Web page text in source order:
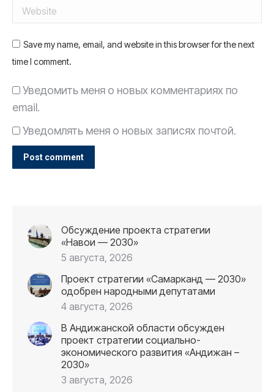
Website
Save my name, email, and website in this browser for the next
time I comment.
Уведомить меня о новых комментариях по
email.
Уведомлять меня о новых записях почтой.
Post comment
Обсуждение проекта стратегии
«Навои — 2030»
5 августа, 2026
Проект стратегии «Самарканд — 2030»
одобрен народными депутатами
4 августа, 2026
В Андижанской области обсужден
проект стратегии социально-
экономического развития «Андижан –
2030»
3 августа, 2026